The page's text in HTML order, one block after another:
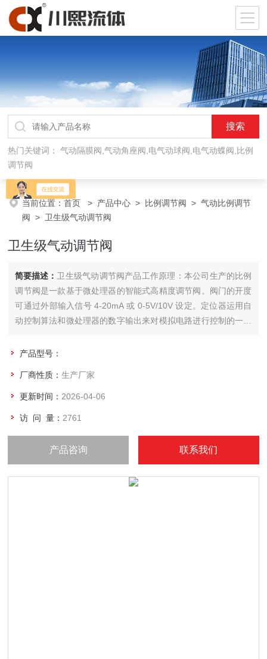
热门关键词：气动隔膜阀,气动角座阀,电气动球阀,电气动蝶阀,比例
调节阀
当前位置：首页 > 产品中心 > 比例调节阀 >气动比例调节
阀 > 卫生级气动调节阀
卫生级气动调节阀
简要描述： 卫生级气动调节阀产品工作原理：本公司生产的比例
调节阀是一款基于微处理器的智能式高精度调节阀。阀门的开度
可通过外部输入信号 4-20mA 或 0-5V/10V 设定。定位器运用自
动控制算法和微处理器的数字输出来对模拟电路进行控制的一种
制流体管路的卫生级气动比例调节阀。
产品型号：
厂商性质：生产厂家
更新时间： 2026-04-06
访 问 量： 2761
产品咨询 联系我们